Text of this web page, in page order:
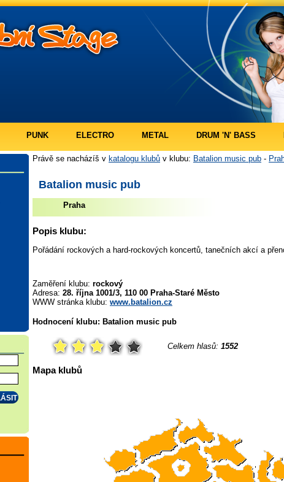
PUNK ELECTRO METAL DRUM 'N' BASS
Právě se nacházíš v katalogu klubů v klubu: Batalion music pub -
Batalion music pub
Praha
Popis klubu:
Pořádání rockových a hard-rockových koncertů, tanečních akcí a
Zaměření klubu: rockový
Adresa: 28. října 1001/3, 110 00 Praha-Staré Město
WWW stránka klubu: www.batalion.cz
Hodnocení klubu: Batalion music pub
Celkem hlasů: 1552
Mapa klubů